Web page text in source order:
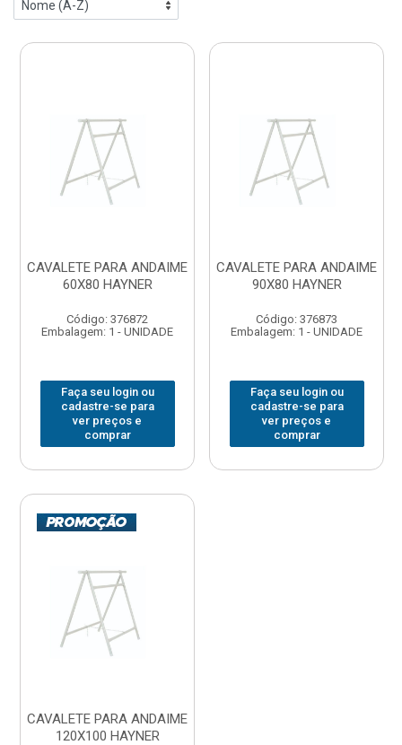
CAVALETE PARA ANDAIME
60X80 HAYNER
Código: 376872
Embalagem: 1 - UNIDADE
Faça seu login ou
cadastre-se para
ver preços e
comprar
CAVALETE PARA ANDAIME
90X80 HAYNER
Código: 376873
Embalagem: 1 - UNIDADE
Faça seu login ou
cadastre-se para
ver preços e
comprar
CAVALETE PARA ANDAIME
120X100 HAYNER